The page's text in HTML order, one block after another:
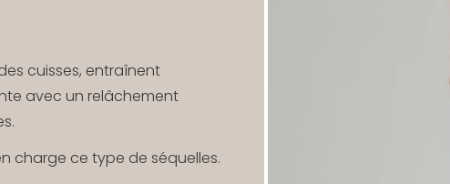
cuisses, entraînent
avec un relâchement
charge ce type de séquelles.